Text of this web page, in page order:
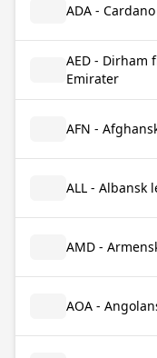
ADA - Cardano
AED - Dirham
Emirater
AFN -
ALL - Albansk
AMD -
AOA -